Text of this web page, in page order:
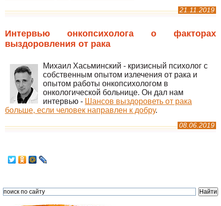
21.11.2019
Интервью онкопсихолога о факторах
выздоровления от рака
Михаил Хасьминский - кризисный психолог с
собственным опытом излечения от рака и
опытом работы онкопсихологом в
онкологической больнице. Он дал нам
интервью - Шансов выздороветь от рака
больше, если человек направлен к добру.
08.06.2019